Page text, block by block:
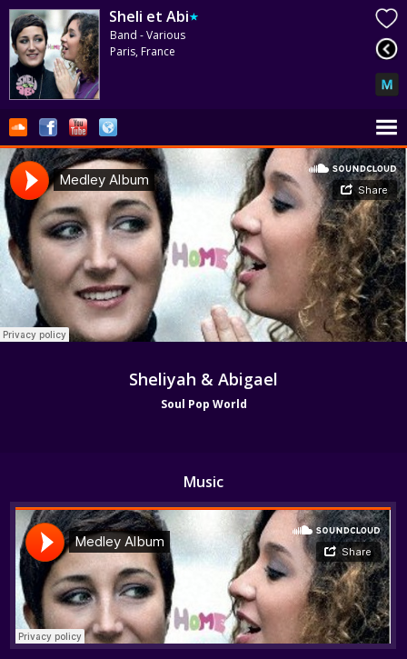
Sheli et Abi
Band - Various
Paris, France
Sheliyah & Abigael
Soul Pop World
Music